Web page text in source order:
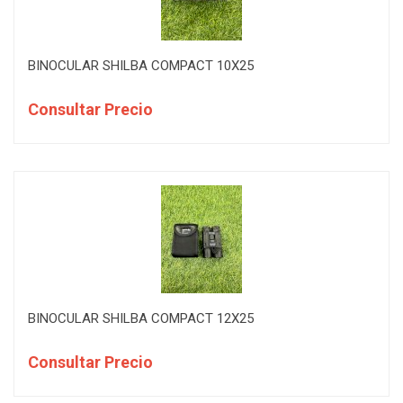
BINOCULAR SHILBA COMPACT 10X25
Consultar Precio
BINOCULAR SHILBA COMPACT 12X25
Consultar Precio